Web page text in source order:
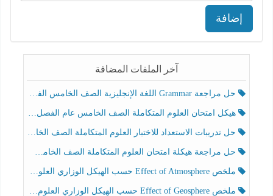
إضافة
آخر الملفات المضافة
حل مراجعة Grammar اللغة الإنجليزية الصف الخامس الفصل الثالث
هيكل امتحان العلوم المتكاملة الصف الخامس عام الفصل الدراسي الثالث 2025-2026
حل تدريبات الاستعداد للاختبار العلوم المتكاملة الصف الخامس عام الفصل الثالث
حل مراجعة هيكلة امتحان العلوم المتكاملة الصف الخامس انسبير الفصل الثالث
ملخص Effect of Atmosphere حسب الهيكل الوزاري العلوم المتكاملة الصف الخامس انسبير الفصل الثالث
ملخص Effect of Geosphere حسب الهيكل الوزاري العلوم المتكاملة الصف الخامس انسبير الفصل الثالث